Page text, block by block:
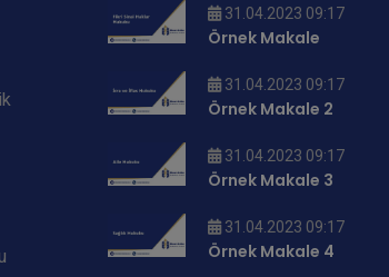
31.04.2023 09:17
Örnek Makale
31.04.2023 09:17
Örnek Makale 2
31.04.2023 09:17
Örnek Makale 3
31.04.2023 09:17
Örnek Makale 4